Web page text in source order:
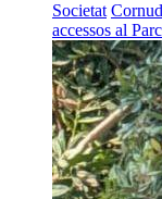
Societat
accessos al